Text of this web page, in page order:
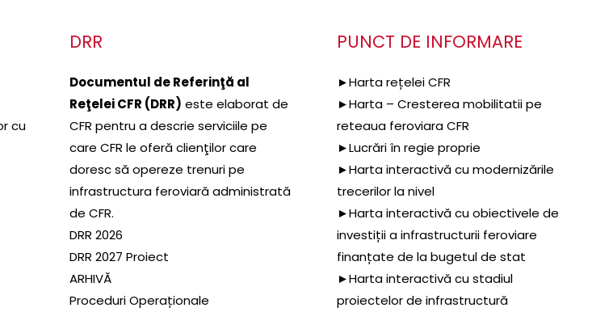
cu
DRR
Documentul de Referinţă al
Reţelei CFR (DRR) este elaborat de
CFR pentru a descrie serviciile pe
care CFR le oferă clienţilor care
doresc să opereze trenuri pe
infrastructura feroviară administrată
de CFR.
DRR 2026
DRR 2027 Proiect
ARHIVĂ
Proceduri Operaționale
PUNCT DE INFORMARE
►Harta rețelei CFR
►Harta – Cresterea mobilitatii pe
reteaua feroviara CFR
►Lucrări în regie proprie
►Harta interactivă cu modernizările
trecerilor la nivel
►Harta interactivă cu obiectivele de
investiții a infrastructurii feroviare
finanțate de la bugetul de stat
►Harta interactivă cu stadiul
proiectelor de infrastructură